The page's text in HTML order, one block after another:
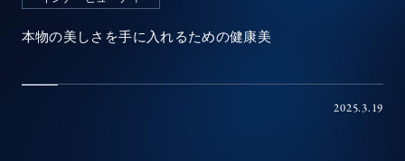
本物の美しさを手に入れるための健康美
2025.3.19